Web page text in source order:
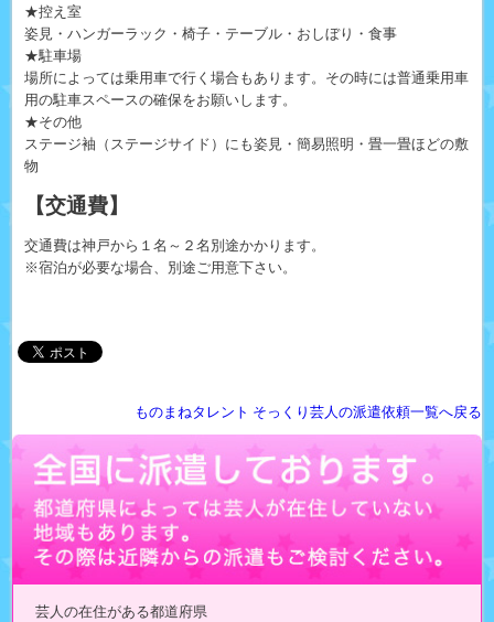
★控え室
姿見・ハンガーラック・椅子・テーブル・おしぼり・食事
★駐車場
場所によっては乗用車で行く場合もあります。その時には普通乗用車
用の駐車スペースの確保をお願いします。
★その他
ステージ袖（ステージサイド）にも姿見・簡易照明・畳一畳ほどの敷
物
【交通費】
交通費は神戸から１名～２名別途かかります。
※宿泊が必要な場合、別途ご用意下さい。
ものまねタレント そっくり芸人の派遣依頼一覧へ戻る
芸人の在住がある都道府県